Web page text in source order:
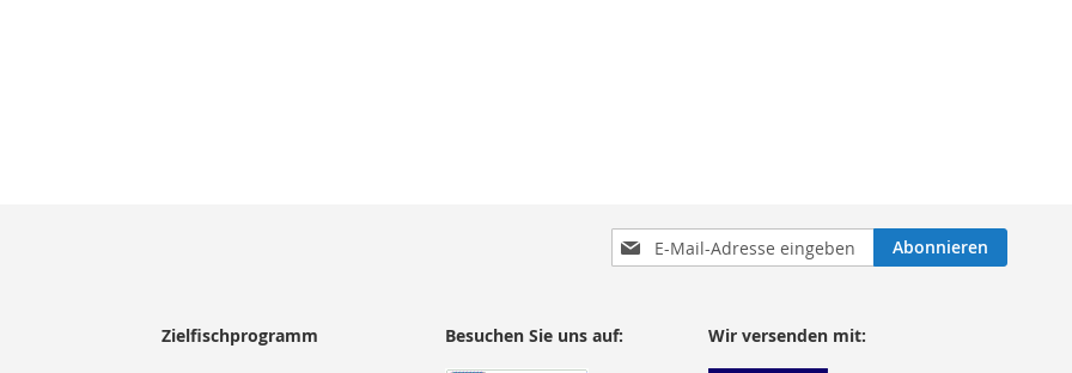
Anmeldung
zum
Abonnieren
Zielfischprogramm
Besuchen Sie uns auf: Wir versenden mit: